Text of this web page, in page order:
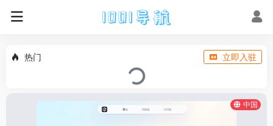
热门 立即入驻
中国